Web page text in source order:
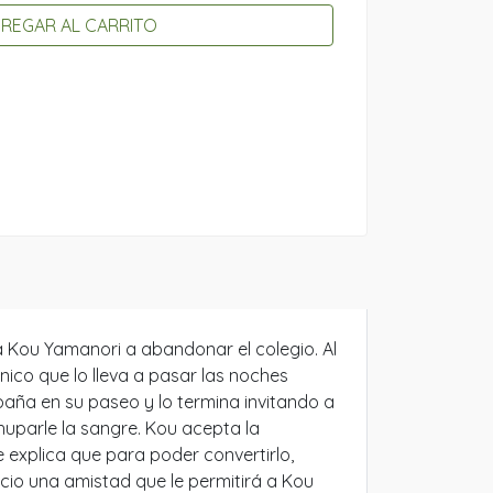
AL CARRITO
Yamanori a abandonar el colegio. Al
que lo lleva a pasar las noches
en su paseo y lo termina invitando a
la sangre. Kou acepta la
explica que para poder convertirlo,
una amistad que le permitirá a Kou